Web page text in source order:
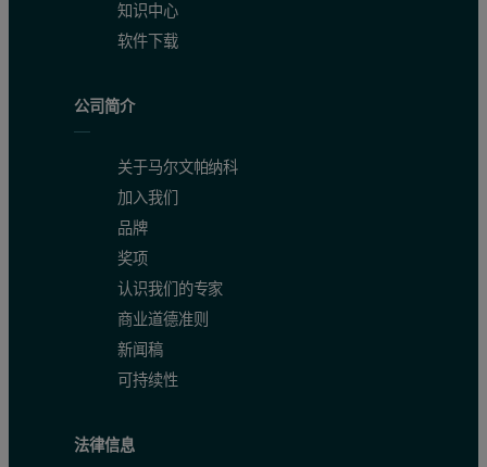
知识中心
软件下载
公司简介
关于马尔文帕纳科
加入我们
品牌
奖项
认识我们的专家
商业道德准则
新闻稿
可持续性
法律信息